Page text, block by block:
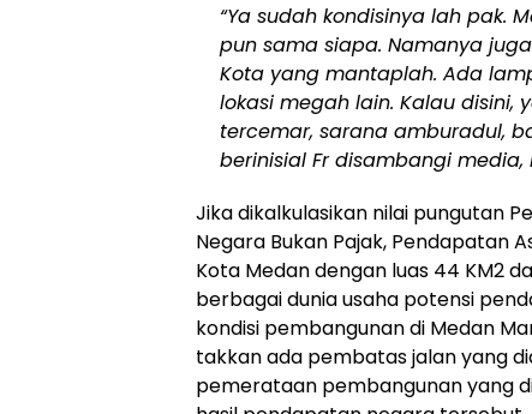
“Ya sudah kondisinya lah pak.
pun sama siapa. Namanya
Kota yang mantaplah. Ada
lokasi megah lain. Kalau disini,
tercemar, sarana amburadul,
berinisial Fr disambangi media,
Jika dikalkulasikan nilai pungutan
Negara Bukan Pajak, Pendapatan
Kota Medan dengan luas 44 KM2
berbagai dunia usaha potensi
kondisi pembangunan di Medan
takkan ada pembatas jalan yang
pemerataan pembangunan yang